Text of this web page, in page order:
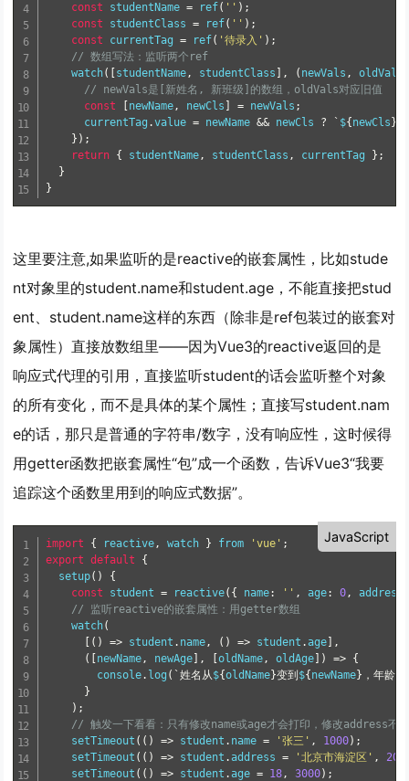
const
studentName = ref( '' ) ;
const
studentClass = ref( '' ) ;
const
currentTag = ref( '待录入' ) ;
// 数组写法：监听两个ref
watch( studentName, studentClass , ( newVals , oldVals
// newVals是[新姓名, 新班级]的数组，oldVals对应旧值
const
newName, newCls = newVals ;
      currentTag
.value = newName && newCls ? ` ${ newCls }
} ) ;
return { studentName, studentClass , currentTag } ;
}
}
这里要注意,如果监听的是reactive的嵌套属性，比如stude
nt对象里的student.name和student.age，不能直接把stud
ent、student.name这样的东西（除非是ref包装过的嵌套对
象属性）直接放数组里——因为Vue3的reactive返回的是
响应式代理的引用，直接监听student的话会监听整个对象
的所有变化，而不是具体的某个属性；直接写student.nam
e的话，那只是普通的字符串/数字，没有响应性，这时候得
用getter函数把嵌套属性“包”成一个函数，告诉Vue3“我要
追踪这个函数里用到的响应式数据”。
JavaScript
import { reactive, watch } from 'vue' ;
export
default
{
setup( )
{
const
student = reactive( { name: '' , age: 0, address
// 监听reactive的嵌套属性：用getter数组
watch(
( ) => student . name, ( ) => student . age
,
(
newName, newAge , [oldName, oldAge ) => {
        console
. log ( `姓名从${oldName}变到 ${ newName} ，年龄从
}
) ;
// 触发一下看看：只有修改name或age才会打印，修改address不
setTimeout ( ( ) => student . name = '张三' , 1000) ;
setTimeout ( ( ) => student . address = '北京市海淀区' ,
setTimeout ( ( ) => student . age = 18, 3000) ;